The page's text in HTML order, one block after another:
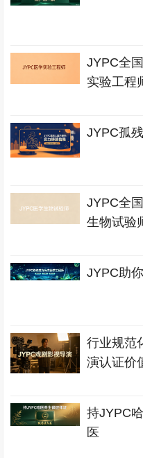
JYPC全
实验工程
JYPC孤
JYPC全
生物试验
JYPC助
行业规范
演认证价
持JYPC
医